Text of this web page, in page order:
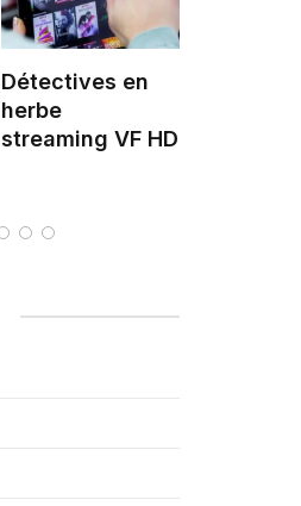
Détectives en
herbe
streaming VF HD